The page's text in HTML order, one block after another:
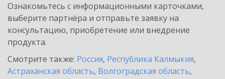
Ознакомьтесь с информационными карточками,
выберите партнёра и отправьте заявку на
консультацию, приобретение или внедрение
продукта.
Смотрите также: Россия, Республика Калмыкия,
Астраханская область, Волгоградская область,